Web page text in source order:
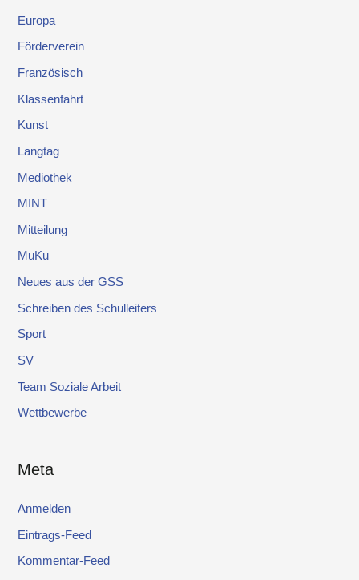
Europa
Förderverein
Französisch
Klassenfahrt
Kunst
Langtag
Mediothek
MINT
Mitteilung
MuKu
Neues aus der GSS
Schreiben des Schulleiters
Sport
SV
Team Soziale Arbeit
Wettbewerbe
Meta
Anmelden
Eintrags-Feed
Kommentar-Feed